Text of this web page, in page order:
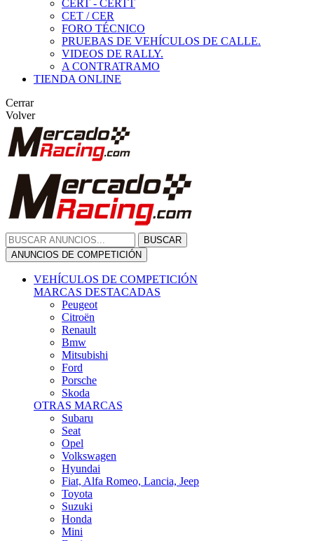
CERT - CERTT
CET / CER
FORO TÉCNICO
PRUEBAS DE VEHÍCULOS DE CALLE.
VIDEOS DE RALLY.
A CONTRATRAMO
TIENDA ONLINE
Cerrar
Volver
BUSCAR
ANUNCIOS DE COMPETICIÓN
VEHÍCULOS DE COMPETICIÓN
MARCAS DESTACADAS
Peugeot
Citroën
Renault
Bmw
Mitsubishi
Ford
Porsche
Skoda
OTRAS MARCAS
Subaru
Seat
Opel
Volkswagen
Hyundai
Fiat, Alfa Romeo, Lancia, Jeep
Toyota
Suzuki
Honda
Mini